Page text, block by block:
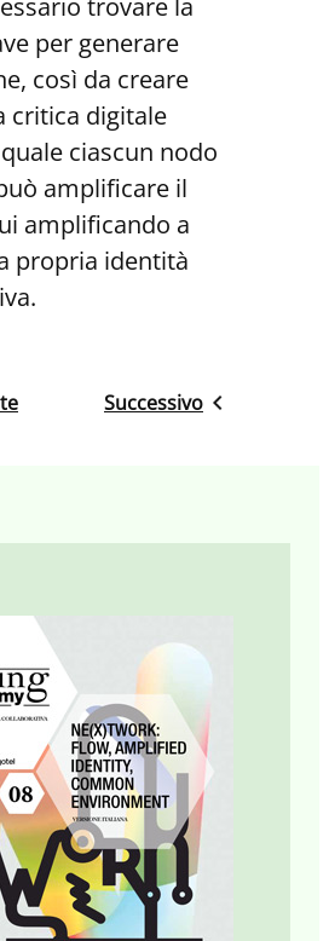
trovare la
per generare
così da creare
critica digitale
ciascun nodo
amplificare il
amplificando a
propria identità
Successivo